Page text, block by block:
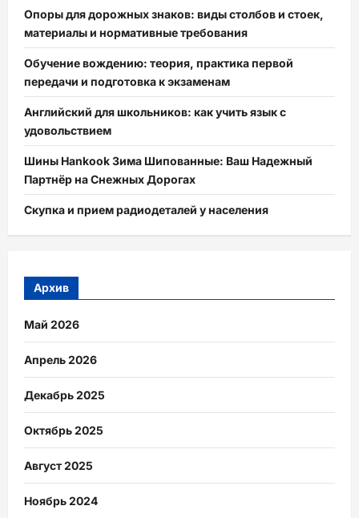
Опоры для дорожных знаков: виды столбов и стоек,
материалы и нормативные требования
Обучение вождению: теория, практика первой
передачи и подготовка к экзаменам
Английский для школьников: как учить язык с
удовольствием
Шины Hankook Зима Шипованные: Ваш Надежный
Партнёр на Снежных Дорогах
Скупка и прием радиодеталей у населения
Архив
Май 2026
Апрель 2026
Декабрь 2025
Октябрь 2025
Август 2025
Ноябрь 2024